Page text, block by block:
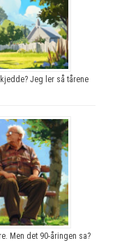
Jeg ler så tårene
Men det 90-åringen sa?